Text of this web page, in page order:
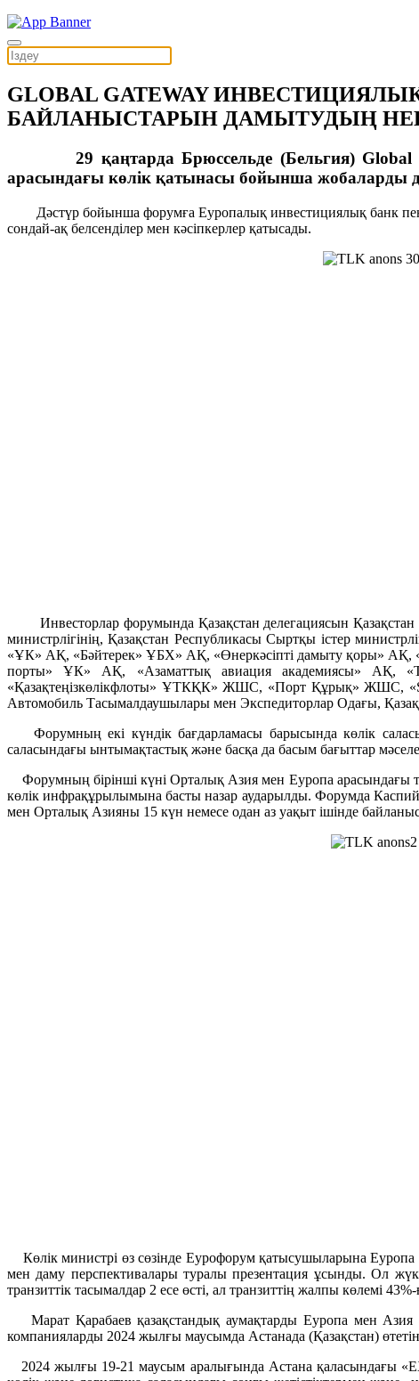
GLOBAL GATEWAY
БАЙЛАНЫСТАРЫН ДАМЫТУДЫҢ
29 қаңтарда Брюссельде (Бельгия) Global
арасындағы көлік қатынасы бойынша жобаларды
Дәстүр бойынша форумға Еуропалық инвестициялық банк пен
сондай-ақ белсенділер мен кәсіпкерлер қатысады.
Инвесторлар форумында Қазақстан делегациясын Қазақстан
министрлігінің, Қазақстан Республикасы Сыртқы істер
«ҰК» АҚ, «Бәйтерек» ҰБХ» АҚ, «Өнеркәсіпті дамыту қоры» АҚ,
порты» ҰК» АҚ, «Азаматтық авиация академиясы» АҚ,
«Қазақтеңізкөлікфлоты» ҰТКҚК» ЖШС, «Порт Құрық»
Автомобиль Тасымалдаушылары мен Экспедиторлар Одағы,
Форумның екі күндік бағдарламасы барысында көлік
саласындағы ынтымақтастық және басқа да басым бағыттар
Форумның бірінші күні Орталық Азия мен Еуропа арасындағы
көлік инфрақұрылымына басты назар аударылды. Форумда Каспий
мен Орталық Азияны 15 күн немесе одан аз уақыт ішінде
Көлік министрі өз сөзінде Еурофорум қатысушыларына Еуропа
мен даму перспективалары туралы презентация ұсынды. Ол
транзиттік тасымалдар 2 есе өсті, ал транзиттің жалпы көлемі 43%-
Марат Қарабаев қазақстандық аумақтарды Еуропа мен Азия
компанияларды 2024 жылғы маусымда Астанада (Қазақстан)
2024 жылғы 19-21 маусым аралығында Астана қаласындағы